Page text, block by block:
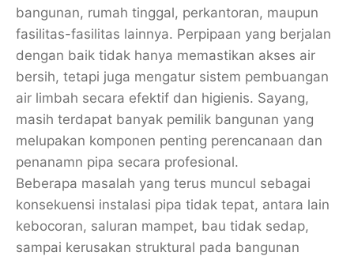
bangunan, rumah tinggal, perkantoran, maupun
fasilitas-fasilitas lainnya. Perpipaan yang berjalan
dengan baik tidak hanya memastikan akses air
bersih, tetapi juga mengatur sistem pembuangan
air limbah secara efektif dan higienis. Sayang,
masih terdapat banyak pemilik bangunan yang
melupakan komponen penting perencanaan dan
penanamn pipa secara profesional.
Beberapa masalah yang terus muncul sebagai
konsekuensi instalasi pipa tidak tepat, antara lain
kebocoran, saluran mampet, bau tidak sedap,
sampai kerusakan struktural pada bangunan